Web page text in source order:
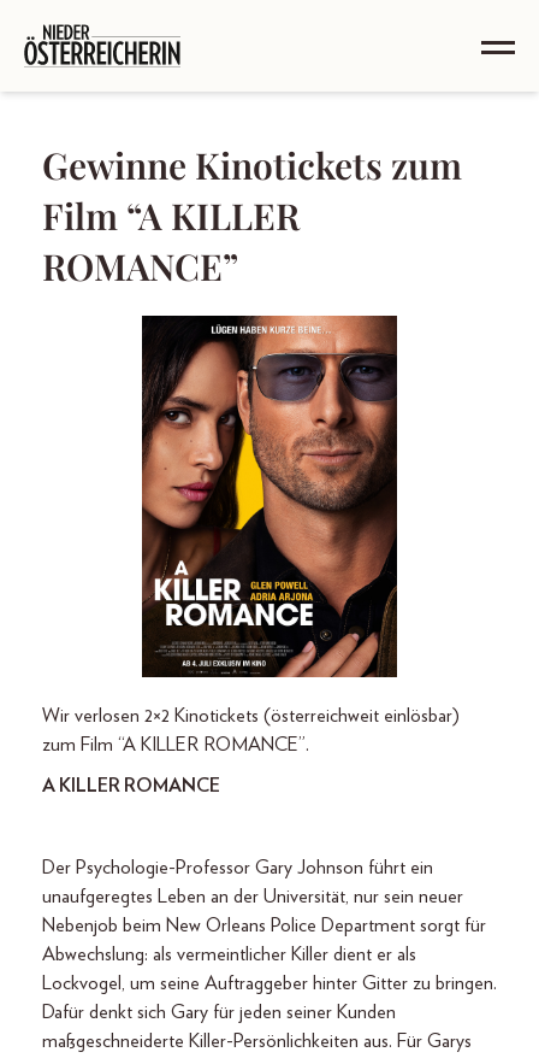
Gewinne Kinotickets zum
Film “A KILLER
ROMANCE”
Wir verlosen 2×2 Kinotickets (österreichweit einlösbar)
zum Film “A KILLER ROMANCE”.
A KILLER ROMANCE
Der Psychologie-Professor Gary Johnson führt ein
unaufgeregtes Leben an der Universität, nur sein neuer
Nebenjob beim New Orleans Police Department sorgt für
Abwechslung: als vermeintlicher Killer dient er als
Lockvogel, um seine Auftraggeber hinter Gitter zu bringen.
Dafür denkt sich Gary für jeden seiner Kunden
maßgeschneiderte Killer-Persönlichkeiten aus. Für Garys